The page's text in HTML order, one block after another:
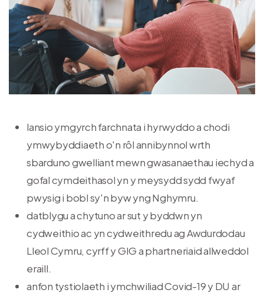
lansio ymgyrch farchnata i hyrwyddo a chodi
ymwybyddiaeth o'n rôl annibynnol wrth
sbarduno gwelliant mewn gwasanaethau iechyd a
gofal cymdeithasol yn y meysydd sydd fwyaf
pwysig i bobl sy'n byw yng Nghymru.
datblygu a chytuno ar sut y byddwn yn
cydweithio ac yn cydweithredu ag Awdurdodau
Lleol Cymru, cyrff y GIG a phartneriaid allweddol
eraill.
anfon tystiolaeth i ymchwiliad Covid-19 y DU ar